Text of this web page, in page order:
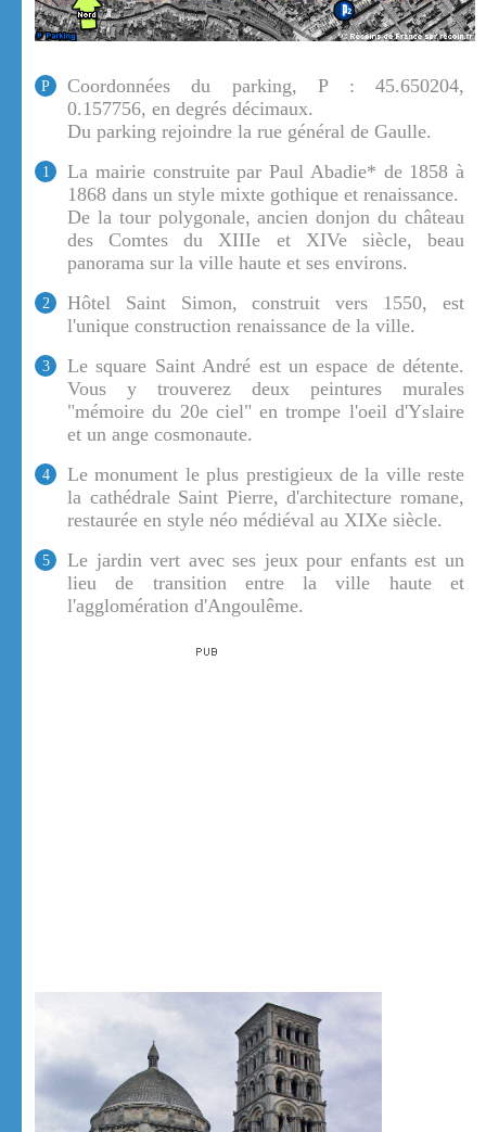
P
Coordonnées du parking, P : 45.650204,
0.157756, en degrés décimaux.
Du parking rejoindre la rue général de Gaulle.
1
La mairie construite par Paul Abadie* de 1858 à
1868 dans un style mixte gothique et renaissance.
De la tour polygonale, ancien donjon du château
des Comtes du XIIIe et XIVe siècle, beau
panorama sur la ville haute et ses environs.
2
Hôtel Saint Simon, construit vers 1550, est
l'unique construction renaissance de la ville.
3
Le square Saint André est un espace de détente.
Vous y trouverez deux peintures murales
"mémoire du 20e ciel" en trompe l'oeil d'Yslaire
et un ange cosmonaute.
4
Le monument le plus prestigieux de la ville reste
la cathédrale Saint Pierre, d'architecture romane,
restaurée en style néo médiéval au XIXe siècle.
5
Le jardin vert avec ses jeux pour enfants est un
lieu de transition entre la ville haute et
l'agglomération d'Angoulême.